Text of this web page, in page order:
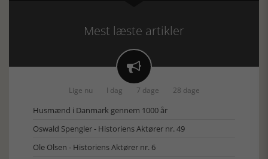
Mest læste artikler

Lige nu I dag 7 dage 28 dage
Husmænd i Danmark gennem 1000 år
Oswald Spengler - Historiens Aktører nr. 49
Ole Olsen - Historiens Aktører nr. 6